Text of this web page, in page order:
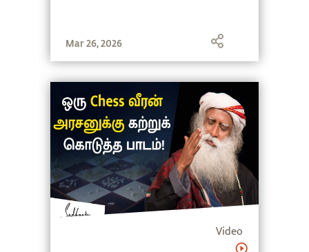
Mar 26, 2026
Video